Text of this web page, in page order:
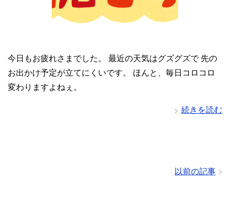
今日もお疲れさまでした。 最近の天気はグズグズで 先の
お出かけ予定が立てにくいです。 ほんと、毎日コロコロ
変わりますよねぇ。
続きを読む
以前の記事